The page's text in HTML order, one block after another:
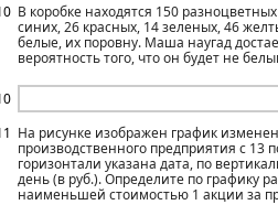
В коробке находятся 150
синих, 26 красных, 14 зеленых, 46
белые, их поровну. Маша наугад
вероятность того, что он будет не
На рисунке изображен график
производственного предприятия с 13
горизонтали указана дата, по
день (в руб.). Определите по графику
наименьшей стоимостью 1 акции за